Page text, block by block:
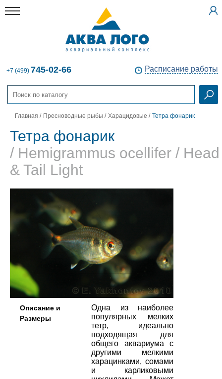
+7 (499) 745-02-66 Расписание работы
Главная / Пресноводные рыбы / Харацидовые / Тетра фонарик
Тетра фонарик
/ Hemigrammus ocellifer / Head
& Tail Light
Описание и
Размеры
Одна из наиболее
популярных мелких
тетр, идеально
подходящая для
общего аквариума с
другими мелкими
харацинками, сомами
и карликовыми